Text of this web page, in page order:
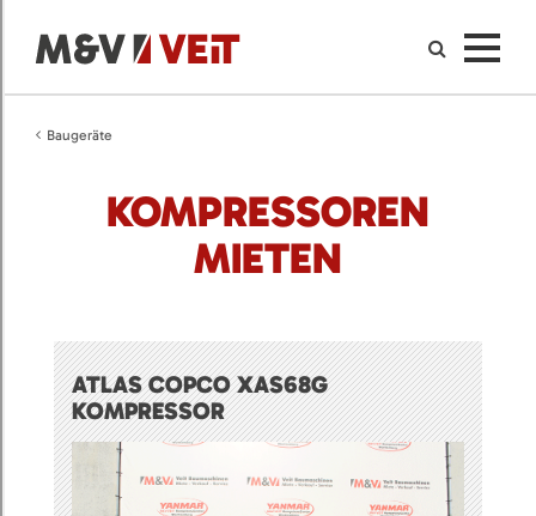
Baugeräte
KOMPRESSOREN
MIETEN
ATLAS COPCO XAS68G
KOMPRESSOR